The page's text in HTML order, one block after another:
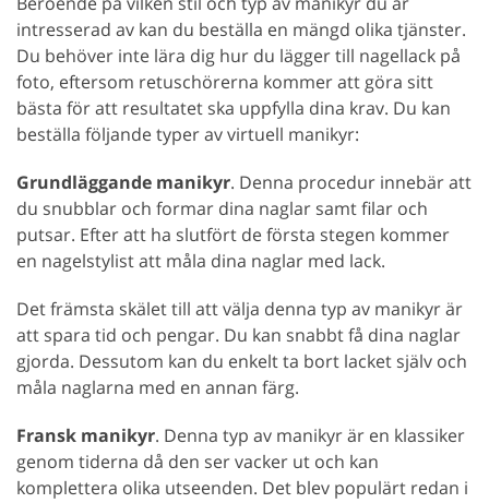
intresserad av kan du beställa en mängd olika tjänster.
Du behöver inte lära dig hur du lägger till nagellack på
foto, eftersom retuschörerna kommer att göra sitt
bästa för att resultatet ska uppfylla dina krav. Du kan
beställa följande typer av virtuell manikyr:
Grundläggande manikyr. Denna procedur innebär att
du snubblar och formar dina naglar samt filar och
putsar. Efter att ha slutfört de första stegen kommer
en nagelstylist att måla dina naglar med lack.
Det främsta skälet till att välja denna typ av manikyr är
att spara tid och pengar. Du kan snabbt få dina naglar
gjorda. Dessutom kan du enkelt ta bort lacket själv och
måla naglarna med en annan färg.
Fransk manikyr. Denna typ av manikyr är en klassiker
genom tiderna då den ser vacker ut och kan
komplettera olika utseenden. Det blev populärt redan i